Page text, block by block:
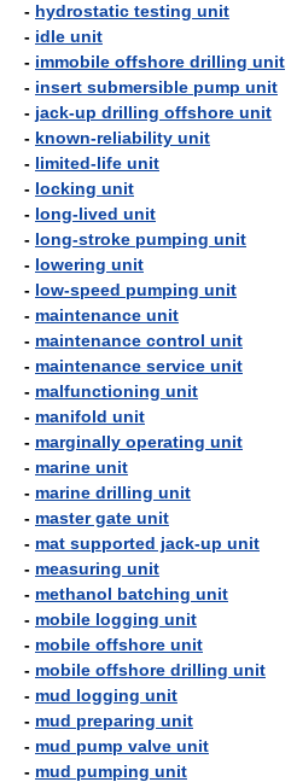
- hydrostatic testing unit
- idle unit
- immobile offshore drilling unit
- insert submersible pump unit
- jack-up drilling offshore unit
- known-reliability unit
- limited-life unit
- locking unit
- long-lived unit
- long-stroke pumping unit
- lowering unit
- low-speed pumping unit
- maintenance unit
- maintenance control unit
- maintenance service unit
- malfunctioning unit
- manifold unit
- marginally operating unit
- marine unit
- marine drilling unit
- master gate unit
- mat supported jack-up unit
- measuring unit
- methanol batching unit
- mobile logging unit
- mobile offshore unit
- mobile offshore drilling unit
- mud logging unit
- mud preparing unit
- mud pump valve unit
- mud pumping unit